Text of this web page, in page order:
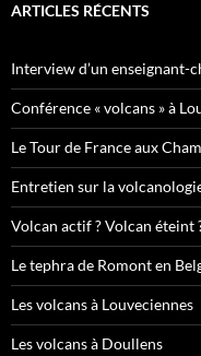
ARTICLES RÉCENTS
Interview d’un enseignant-
Conférence « volcans » à
Le Tour de France aux
Entretien sur la
Volcan actif ? Volcan éteint
Le tephra de Romont en
Les volcans à Louveciennes
Les volcans à Doullens